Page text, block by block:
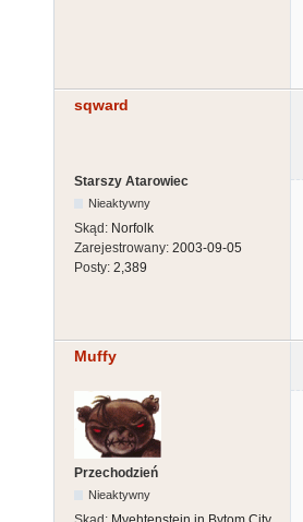
sqward
Starszy Atarowiec
Nieaktywny
Skąd: Norfolk
Zarejestrowany: 2003-09-05
Posty: 2,389
Muffy
Przechodzień
Nieaktywny